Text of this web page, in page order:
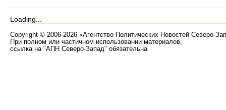
Loading...
Copyright © 2006-2026 «Агентство Политических Новостей Северо-
При полном или частичном использовании материалов,
ссылка на "АПН Северо-Запад" обязательна